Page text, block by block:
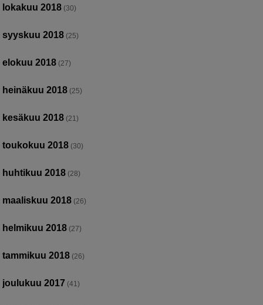
lokakuu 2018 (30)
syyskuu 2018 (25)
elokuu 2018 (27)
heinäkuu 2018 (25)
kesäkuu 2018 (21)
toukokuu 2018 (30)
huhtikuu 2018 (28)
maaliskuu 2018 (26)
helmikuu 2018 (27)
tammikuu 2018 (26)
joulukuu 2017 (41)